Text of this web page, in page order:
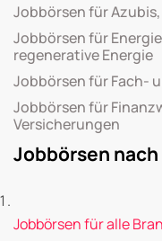
Jobbörsen für
Jobbörsen für
regenerative Energie
Jobbörsen für Fach-
Jobbörsen für
Versicherungen
Jobbörsen
Jobbörsen für alle